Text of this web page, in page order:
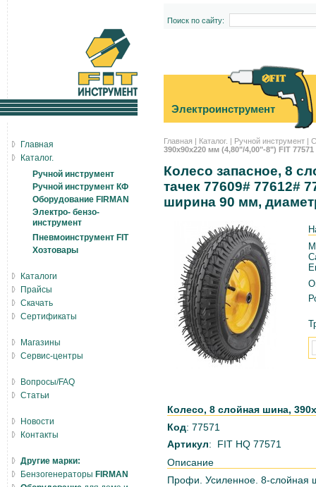
Поиск по сайту:
Электроинструмент
Главная | Каталог. | Ручной инструмент |
390х90x220 мм (4,80"/4,00"-8") FIT 77571
Колесо запасное, 8
тачек 77609# 77612#
ширина 90 мм,
Колесо, 8 слойная шина,
Код: 77571
Артикул: FIT HQ 77571
Описание
Профи. Усиленное. 8-слойная
Главная
Каталог.
Ручной инструмент
Ручной инструмент КФ
Оборудование FIRMAN
Электро- бензо-
инструмент
Пневмоинструмент FIT
Хозтовары
Каталоги
Прайсы
Скачать
Сертификаты
Магазины
Сервис-центры
Вопросы/FAQ
Статьи
Новости
Контакты
Другие марки:
Бензогенераторы FIRMAN